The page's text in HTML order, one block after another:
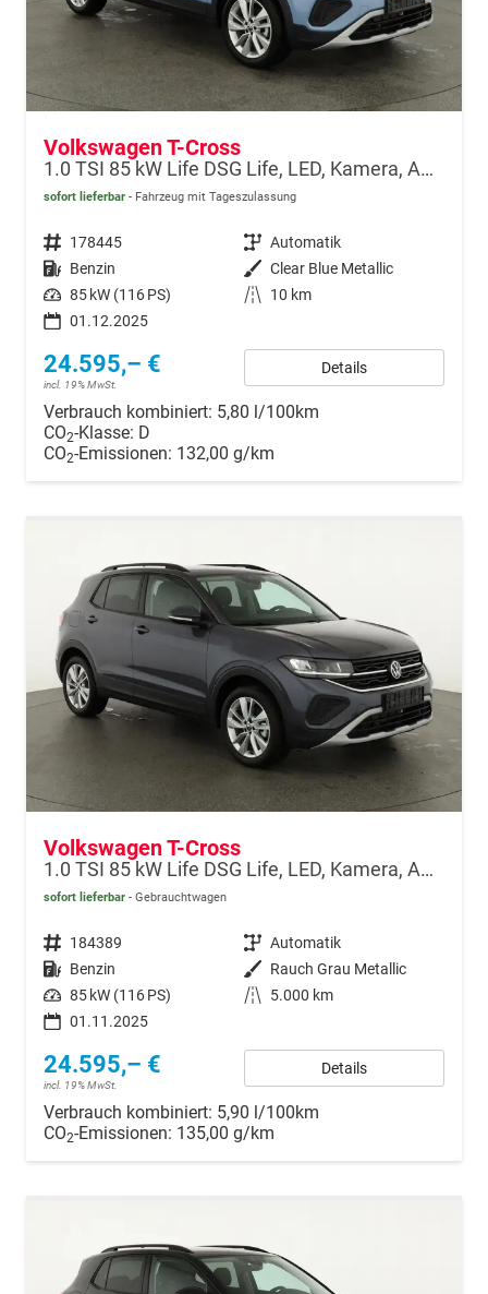
Volkswagen T-Cross
1.0 TSI 85 kW Life DSG Life, LED, Kamera, ACC, Side, Winter, 17-Zoll, 3-J. Garantie
sofort lieferbar Fahrzeug mit Tageszulassung
Fahrzeugnr. 178445 Getriebe Automatik
Kraftstoff Benzin Außenfarbe Clear Blue Metallic
Leistung 85 kW (116 PS) Kilometerstand
10 km
01.12.2025
24.595,– €
incl. 19% MwSt.
Details
Verbrauch kombiniert: 5,80 l/100km
CO2-Klasse: D
CO2-Emissionen: 132,00 g/km
Volkswagen T-Cross
1.0 TSI 85 kW Life DSG Life, LED, Kamera, ACC, Side, Winter, 17-Zoll, 3-J. Garantie
sofort lieferbar Gebrauchtwagen
Fahrzeugnr. 184389 Getriebe Automatik
Kraftstoff Benzin Außenfarbe Rauch Grau Metallic
Leistung 85 kW (116 PS) Kilometerstand
5.000 km
01.11.2025
24.595,– €
incl. 19% MwSt.
Details
Verbrauch kombiniert: 5,90 l/100km
CO2-Emissionen: 135,00 g/km